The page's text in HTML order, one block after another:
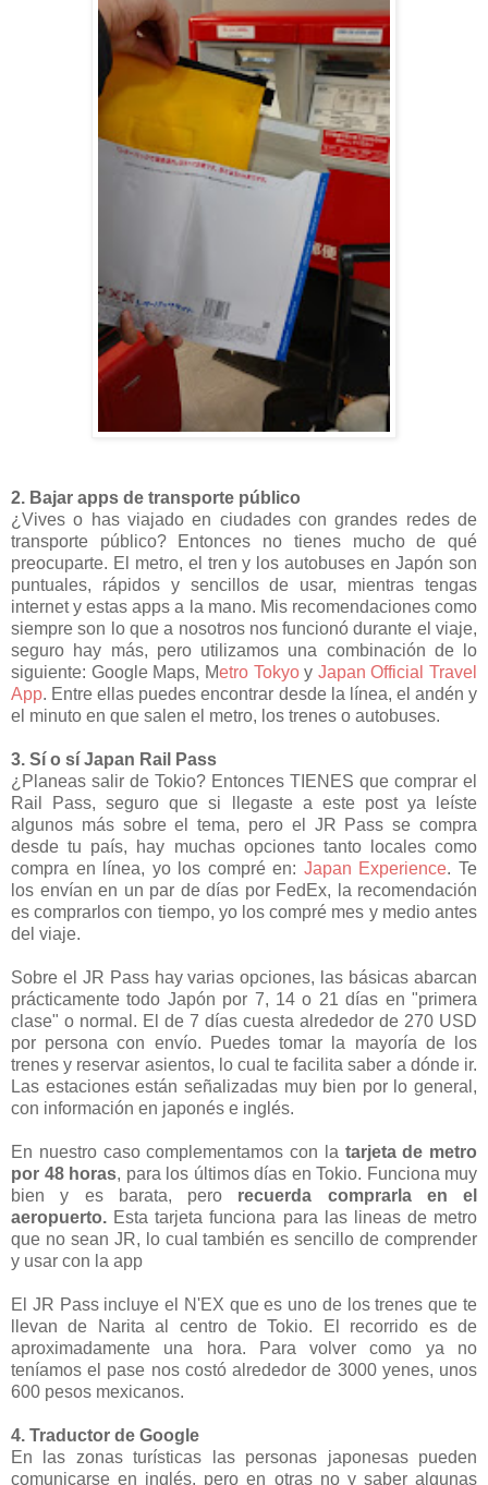
2. Bajar apps de transporte público
¿Vives o has viajado en ciudades con grandes redes de
transporte público? Entonces no tienes mucho de qué
preocuparte. El metro, el tren y los autobuses en Japón son
puntuales, rápidos y sencillos de usar, mientras tengas
internet y estas apps a la mano. Mis recomendaciones como
siempre son lo que a nosotros nos funcionó durante el viaje,
seguro hay más, pero utilizamos una combinación de lo
siguiente: Google Maps, Metro Tokyoy Japan Official Travel
App. Entre ellas puedes encontrar desde la línea, el andén y
el minuto en que salen el metro, los trenes o autobuses.
3. Sí o sí Japan Rail Pass
¿Planeas salir de Tokio? Entonces TIENES que comprar el
Rail Pass, seguro que si llegaste a este post ya leíste
algunos más sobre el tema, pero el JR Pass se compra
desde tu país, hay muchas opciones tanto locales como
compra en línea, yo los compré en: Japan Experience. Te
los envían en un par de días por FedEx, la recomendación
es comprarlos con tiempo, yo los compré mes y medio antes
del viaje.
Sobre el JR Pass hay varias opciones, las básicas abarcan
prácticamente todo Japón por 7, 14 o 21 días en "primera
clase" o normal. El de 7 días cuesta alrededor de 270 USD
por persona con envío. Puedes tomar la mayoría de los
trenes y reservar asientos, lo cual te facilita saber a dónde ir.
Las estaciones están señalizadas muy bien por lo general,
con información en japonés e inglés.
En nuestro caso complementamos con la tarjeta de metro
por 48 horas, para los últimos días en Tokio. Funciona muy
bien y es barata, pero recuerda comprarla en el
aeropuerto. Esta tarjeta funciona para las lineas de metro
que no sean JR, lo cual también es sencillo de comprender
y usar con la app
El JR Pass incluye el N'EX que es uno de los trenes que te
llevan de Narita al centro de Tokio. El recorrido es de
aproximadamente una hora. Para volver como ya no
teníamos el pase nos costó alrededor de 3000 yenes, unos
600 pesos mexicanos.
4. Traductor de Google
En las zonas turísticas las personas japonesas pueden
comunicarse en inglés, pero en otras no y saber algunas